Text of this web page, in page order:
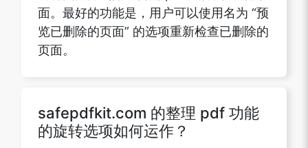
面。最好的功能是，用户可以使用名为 “预
览已删除的页面” 的选项重新检查已删除的
页面。
safepdfkit.com 的整理 pdf 功能
的旋转选项如何运作？